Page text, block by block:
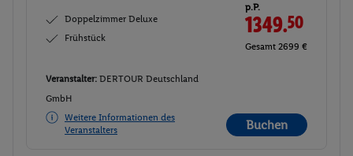
Doppelzimmer Deluxe
Frühstück
p.P.
1349.50
Gesamt 2699 €
Veranstalter: DERTOUR Deutschland
GmbH
Weitere Informationen des
Veranstalters
Buchen